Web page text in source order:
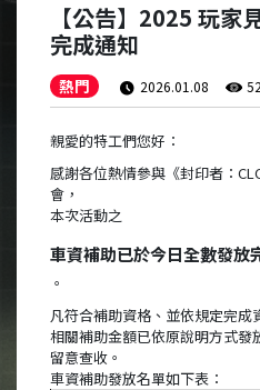
【公告】2025 玩家
完成通知
熱門 2026.01.08
親愛的特工們您好：
感謝各位熱情參與《封印者：
會，
本次活動之
車資補助已於今日全數發放
。
凡符合補助資格、並依規定完成
相關補助金額已依原說明方式
留意查收。
車資補助發放名單如下表：